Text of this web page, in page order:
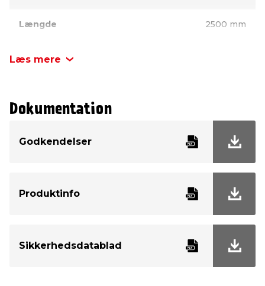
Længde 2500 mm
Læs mere
Dokumentation
Godkendelser
Produktinfo
Sikkerhedsdatablad